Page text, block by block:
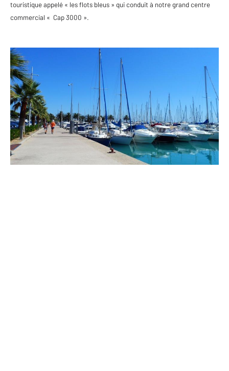
touristique appelé « les flots bleus » qui conduit à notre grand centre
commercial « Cap 3000 ».